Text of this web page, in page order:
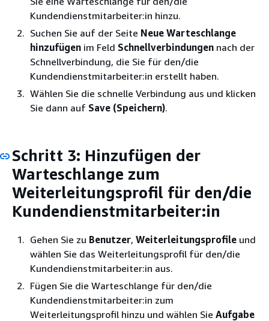
Kundendienstmitarbeiter:in hinzu.
Suchen Sie auf der Seite Neue Warteschlange
hinzufügen im Feld Schnellverbindungen nach der
Schnellverbindung, die Sie für den/die
Kundendienstmitarbeiter:in erstellt haben.
Wählen Sie die schnelle Verbindung aus und klicken
Sie dann auf Save (Speichern).
Schritt 3: Hinzufügen der
Warteschlange zum
Weiterleitungsprofil für den/die
Kundendienstmitarbeiter:in
Gehen Sie zu Benutzer, Weiterleitungsprofile und
wählen Sie das Weiterleitungsprofil für den/die
Kundendienstmitarbeiter:in aus.
Fügen Sie die Warteschlange für den/die
Kundendienstmitarbeiter:in zum
Weiterleitungsprofil hinzu und wählen Sie Aufgabe